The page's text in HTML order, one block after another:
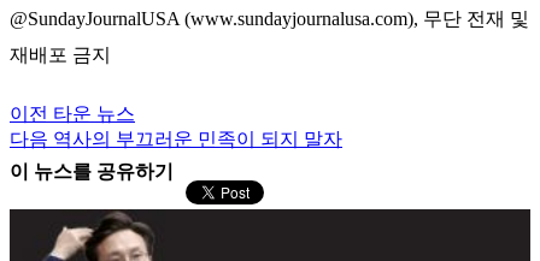
@SundayJournalUSA (www.sundayjournalusa.com), 무단 전재 및
재배포 금지
Post
navigation
이전 Previous
post:
타운 뉴스
다음 Next
post:
역사의 부끄러운 민족이 되지 말자
이 뉴스를 공유하기